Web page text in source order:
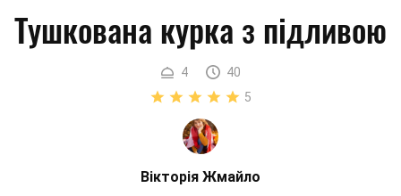
Тушкована курка з підливою
4
40
5
Вікторія Жмайло